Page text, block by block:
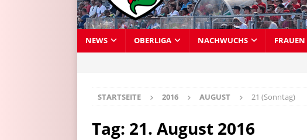
NEWS OBERLIGA NACHWUCHS FRAUEN
STARTSEITE 2016 AUGUST 21 (Sonntag)
Tag: 21. August 2016